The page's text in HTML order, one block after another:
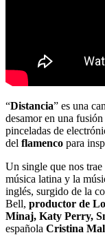
“Distancia” es una
desamor en una
pinceladas de
del flamenco para
Un single que nos
música latina y la
inglés, surgido de la
Bell, productor de
Minaj, Katy Perry,
española Cristina